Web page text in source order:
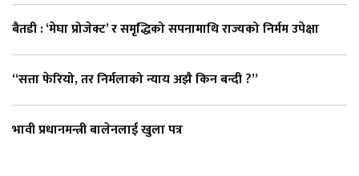
बैतडी : ‘मेघा प्रोजेक्ट’ र समृद्धिको सपनामाथि राज्यको निर्मम उपेक्षा
“सत्ता फेरियो, तर निर्मलाको न्याय अझै किन बन्दी ?”
भावी प्रधानमन्त्री बालेनलाई खुला पत्र